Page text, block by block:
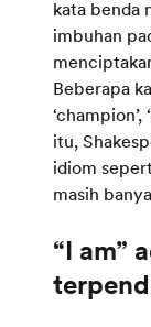
kata benda
imbuhan
Beberapa
‘champion’,
itu,
idiom
masih
“I am”